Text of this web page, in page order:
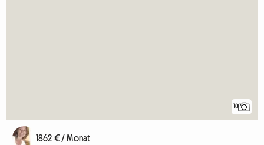
10
1862 € / Monat